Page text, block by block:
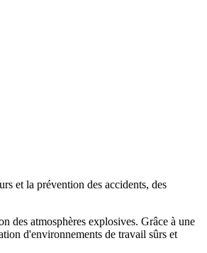
et la prévention des accidents, des
des atmosphères explosives. Grâce à une
d'environnements de travail sûrs et